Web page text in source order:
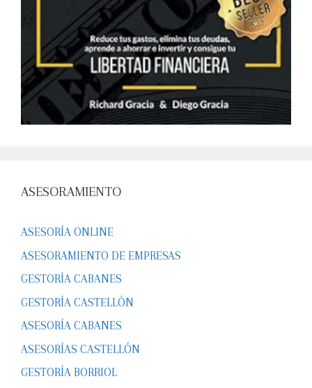
ASESORAMIENTO
ASESORÍA ONLINE
ASESORAMIENTO DE EMPRESAS
GESTORÍA CABANES
GESTORÍA CASTELLÓN
ASESORÍA CABANES
ASESORÍAS CASTELLÓN
GESTORÍA BORRIOL